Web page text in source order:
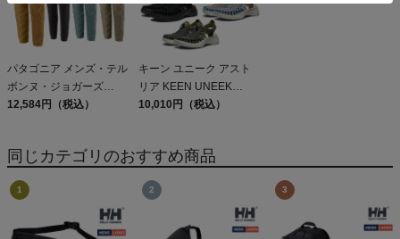
パタゴニア メンズ・テル
ボンヌ・ジョガーズ
PATAGONIA MS
12,584円（税込）
キーン ユニーク アスト
リア KEEN UNEEK
ASTORIA アウトレット
10,010円（税込）
同じカテゴリのおすすめ商品